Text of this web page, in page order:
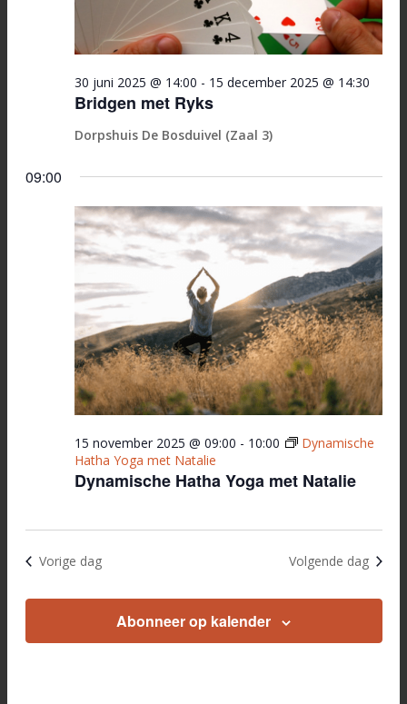
Bridgen met Ryks
30 juni 2025 @ 14:00 - 15 december 2025 @ 14:30
Dorpshuis De Bosduivel (Zaal 3)
09:00
Dynamische Hatha Yoga met Natalie
15 november 2025 @ 09:00 - 10:00
Dynamische
Hatha Yoga met Natalie
Vorige dag Volgende dag
Abonneer op kalender